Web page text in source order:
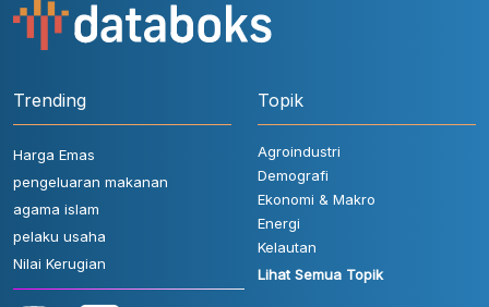
Trending
Harga Emas
pengeluaran makanan
agama islam
pelaku usaha
Nilai Kerugian
Topik
Agroindustri
Demografi
Ekonomi & Makro
Energi
Kelautan
Lihat Semua Topik